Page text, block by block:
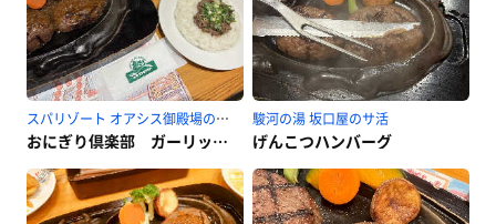
スパリゾート オアシス御殿場のサ活
おにぎり倶楽部 ガーリックライス
駿河の湯 坂口屋のサ活
げんこつハンバーグ